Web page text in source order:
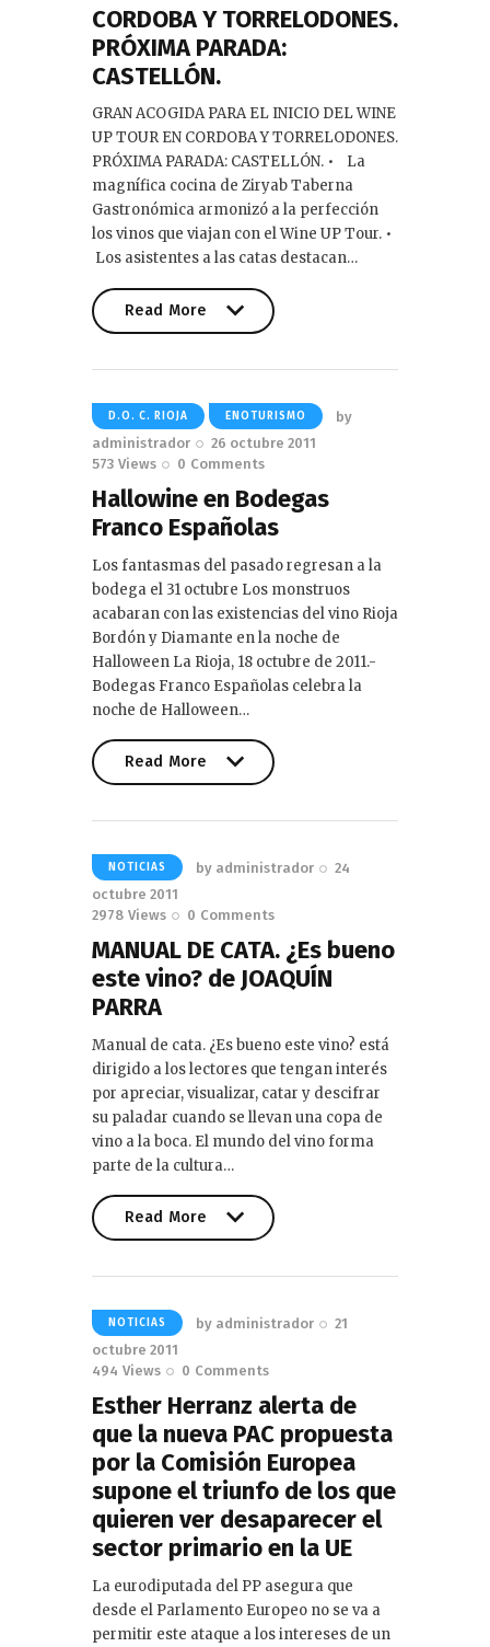
CORDOBA Y TORRELODONES.
PRÓXIMA PARADA:
CASTELLÓN.
GRAN ACOGIDA PARA EL INICIO DEL WINE
UP TOUR EN CORDOBA Y TORRELODONES.
PRÓXIMA PARADA: CASTELLÓN. • La
magnífica cocina de Ziryab Taberna
Gastronómica armonizó a la perfección
los vinos que viajan con el Wine UP Tour. •
Los asistentes a las catas destacan…
Read More
D.O. C. RIOJA ENOTURISMO
by
administrador
26 octubre 2011
573 Views 0 Comments
Hallowine en Bodegas
Franco Españolas
Los fantasmas del pasado regresan a la
bodega el 31 octubre Los monstruos
acabaran con las existencias del vino Rioja
Bordón y Diamante en la noche de
Halloween La Rioja, 18 octubre de 2011.-
Bodegas Franco Españolas celebra la
noche de Halloween…
Read More
NOTICIAS by administrador
24
octubre 2011
2978 Views 0 Comments
MANUAL DE CATA. ¿Es bueno
este vino? de JOAQUÍN
PARRA
Manual de cata. ¿Es bueno este vino? está
dirigido a los lectores que tengan interés
por apreciar, visualizar, catar y descifrar
su paladar cuando se llevan una copa de
vino a la boca. El mundo del vino forma
parte de la cultura…
Read More
NOTICIAS by administrador
21
octubre 2011
494 Views 0 Comments
Esther Herranz alerta de
que la nueva PAC propuesta
por la Comisión Europea
supone el triunfo de los que
quieren ver desaparecer el
sector primario en la UE
La eurodiputada del PP asegura que
desde el Parlamento Europeo no se va a
permitir este ataque a los intereses de un